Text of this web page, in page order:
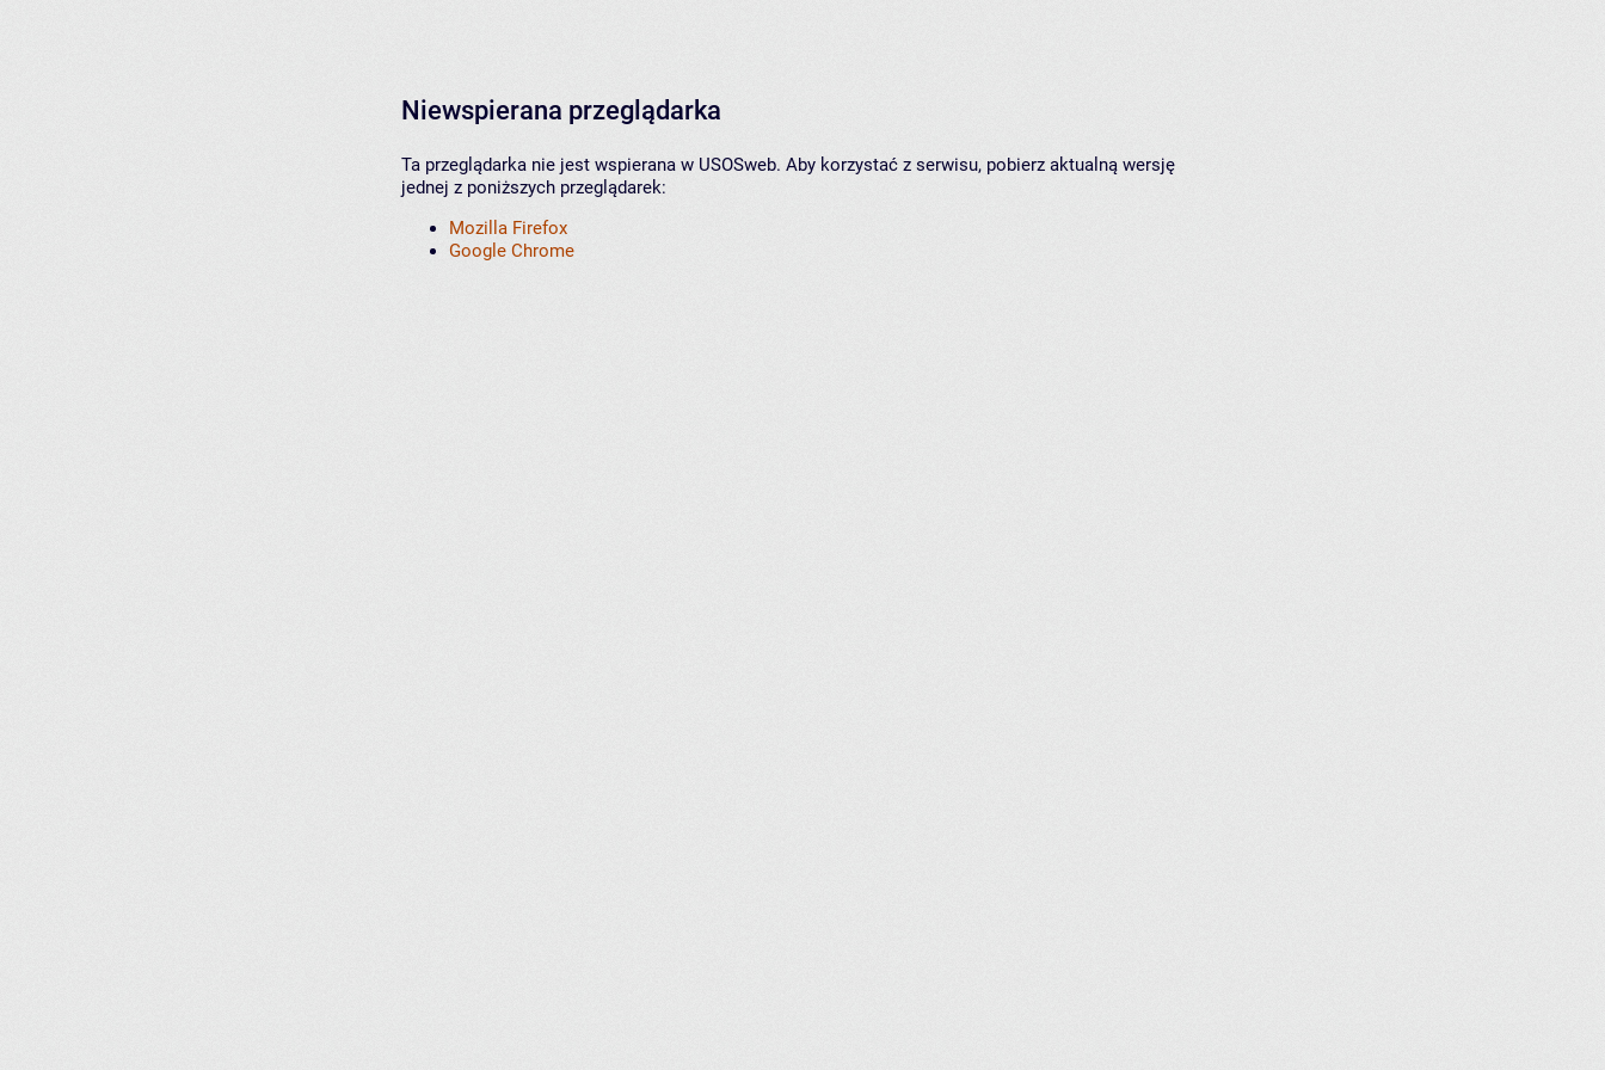
Niewspierana przeglądarka
Ta przeglądarka nie jest wspierana w USOSweb. Aby korzystać z serwisu, pobierz aktualną wersję
jednej z poniższych przeglądarek:
Mozilla Firefox
Google Chrome